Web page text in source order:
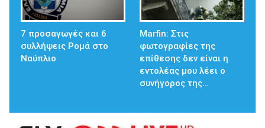
7 προσαγωγές και 6
συλλήψεις Ρομά στο
Ναύπλιο
Marfin: Στις
φωτογραφίες της
επίθεσης δεν είναι η
εντολέας μου λέει ο
συνήγορος της…